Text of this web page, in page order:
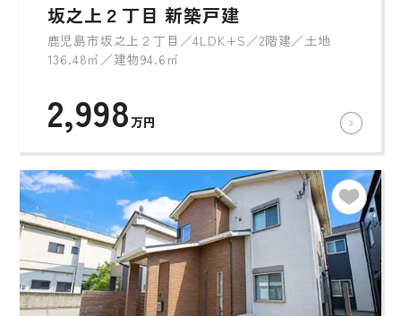
坂之上２丁目 新築戸建
鹿児島市坂之上２丁目／4LDK+S／2階建／土地
136.48㎡／建物94.6㎡
2,998万円